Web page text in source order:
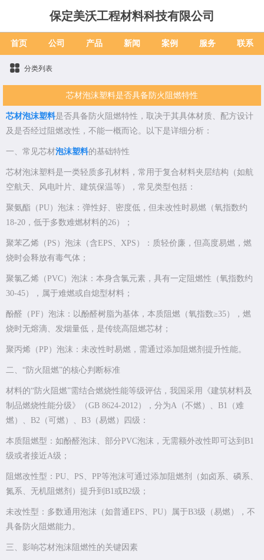
保定美沃工程材料科技有限公司
首页 公司 产品 新闻 案例 服务 联系
分类列表
芯材泡沫塑料是否具备防火阻燃特性
芯材泡沫塑料是否具备防火阻燃特性，取决于其具体材质、配方设计
及是否经过阻燃改性，不能一概而论。以下是详细分析：
一、常见芯材泡沫塑料的基础特性
芯材泡沫塑料是一类轻质多孔材料，常用于复合材料夹层结构（如航
空航天、风电叶片、建筑保温等），常见类型包括：
聚氨酯（PU）泡沫：弹性好、密度低，但未改性时易燃（氧指数约
18-20，低于多数难燃材料的26）；
聚苯乙烯（PS）泡沫（含EPS、XPS）：质轻价廉，但高度易燃，燃
烧时会释放有毒气体；
聚氯乙烯（PVC）泡沫：本身含氯元素，具有一定阻燃性（氧指数约
30-45），属于难燃或自熄型材料；
酚醛（PF）泡沫：以酚醛树脂为基体，本质阻燃（氧指数≥35），燃
烧时无熔滴、发烟量低，是传统高阻燃芯材；
聚丙烯（PP）泡沫：未改性时易燃，需通过添加阻燃剂提升性能。
二、“防火阻燃”的核心判断标准
材料的“防火阻燃”需结合燃烧性能等级评估，我国采用《建筑材料及
制品燃烧性能分级》（GB 8624-2012），分为A（不燃）、B1（难
燃）、B2（可燃）、B3（易燃）四级：
本质阻燃型：如酚醛泡沫、部分PVC泡沫，无需额外改性即可达到B1
级或者接近A级；
阻燃改性型：PU、PS、PP等泡沫可通过添加阻燃剂（如卤系、磷系、
氮系、无机阻燃剂）提升到B1或B2级；
未改性型：多数通用泡沫（如普通EPS、PU）属于B3级（易燃），不
具备防火阻燃能力。
三、影响芯材泡沫阻燃性的关键因素